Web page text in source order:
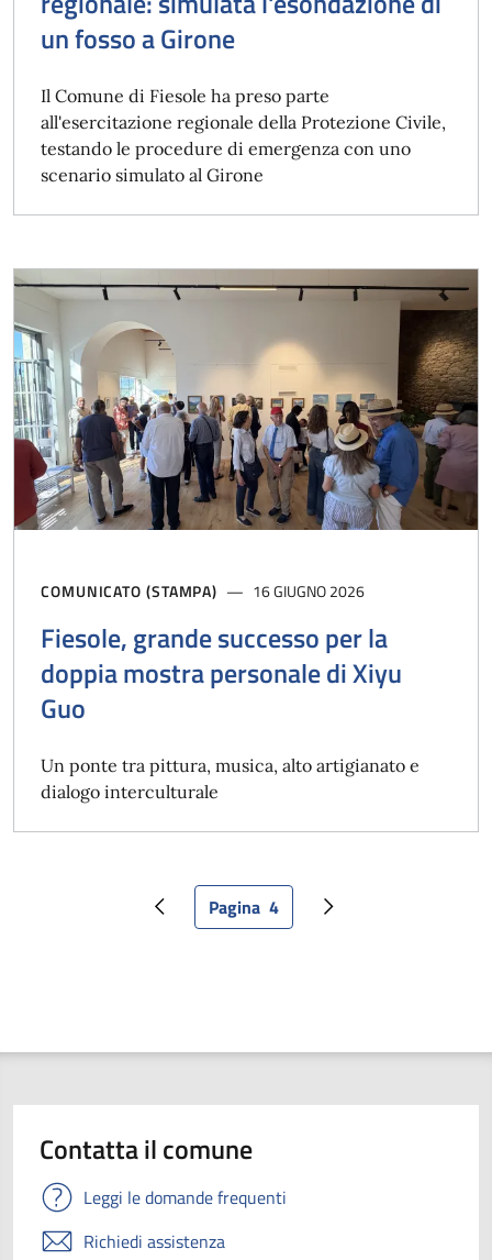
un fosso a Girone
Il Comune di Fiesole ha preso parte
all'esercitazione regionale della Protezione Civile,
testando le procedure di emergenza con uno
scenario simulato al Girone
COMUNICATO (STAMPA) 16 GIUGNO 2026
Fiesole, grande successo per la
doppia mostra personale di Xiyu
Guo
Un ponte tra pittura, musica, alto artigianato e
dialogo interculturale
Pagina precedente
Pagina attuale
Pagina 4 Pagina successiva
Contatta il comune
Leggi le domande frequenti
Richiedi assistenza